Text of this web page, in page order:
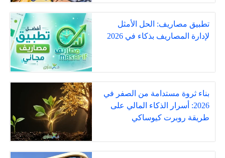
تطبيق مصاريف: الحل الأمثل
لإدارة المصاريف بذكاء في 2026
بناء ثروة مستدامة من الصفر في
2026: أسرار الذكاء المالي على
طريقة روبرت كيوساكي